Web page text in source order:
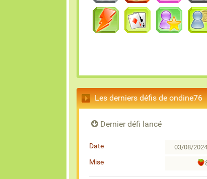
Les derniers défis de ondine76
Dernier défi lancé
Date 03/08/
Mise